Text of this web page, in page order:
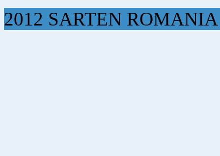
2012 SARTEN